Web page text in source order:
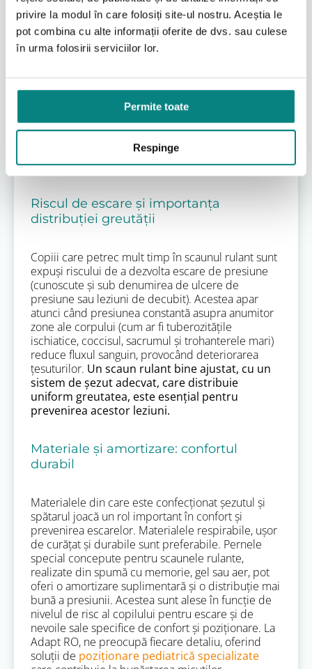
privire la modul în care folosiți site-ul nostru. Aceștia le
pot combina cu alte informații oferite de dvs. sau culese
în urma folosirii serviciilor lor.
Permite toate
Respinge
Prevenirea complicațiilor: presiunea
și postura corectă
O potrivire incorectă a scaunului rulant poate duce
la complicații serioase pe termen lung, printre
care cele mai comune sunt escarele de presiune și
deformările posturale. Acestea nu doar că
limita și mai mult mobilitatea și participarea la
activități.
Riscul de escare și importanța
distribuției greutății
Copiii care petrec mult timp în scaunul rulant sunt
expuși riscului de a dezvolta escare de presiune
(cunoscute și sub denumirea de ulcere de
presiune sau leziuni de decubit). Acestea apar
atunci când presiunea constantă asupra anumitor
zone ale corpului (cum ar fi tuberozitățile
ischiatice, coccisul, sacrumul și trohanterele mari)
reduce fluxul sanguin, provocând deteriorarea
țesuturilor. Un scaun rulant bine ajustat, cu un
sistem de șezut adecvat, care distribuie
uniform greutatea, este esențial pentru
prevenirea acestor leziuni.
Materiale și amortizare: confortul
durabil
Materialele din care este confecționat șezutul și
spătarul joacă un rol important în confort și
prevenirea escarelor. Materialele respirabile, ușor
de curățat și durabile sunt preferabile. Pernele
special concepute pentru scaunele rulante,
realizate din spumă cu memorie, gel sau aer, pot
oferi o amortizare suplimentară și o distribuție mai
bună a presiunii. Acestea sunt alese în funcție de
nivelul de risc al copilului pentru escare și de
nevoile sale specifice de confort și poziționare. La
Adapt RO, ne preocupă fiecare detaliu, oferind
soluții de poziționare pediatrică specializate